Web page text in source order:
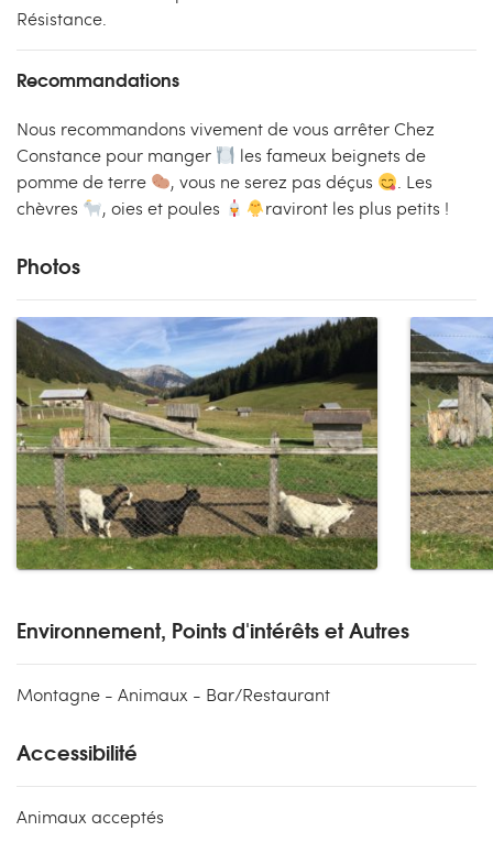
Résistance.
Recommandations
Nous recommandons vivement de vous arrêter Chez
Constance pour manger
les fameux beignets de
pomme de terre
, vous ne serez pas déçus
. Les
chèvres
, oies et poules raviront les plus petits !
Photos
Environnement, Points d'intérêts et Autres
Montagne - Animaux - Bar/Restaurant
Accessibilité
Animaux acceptés